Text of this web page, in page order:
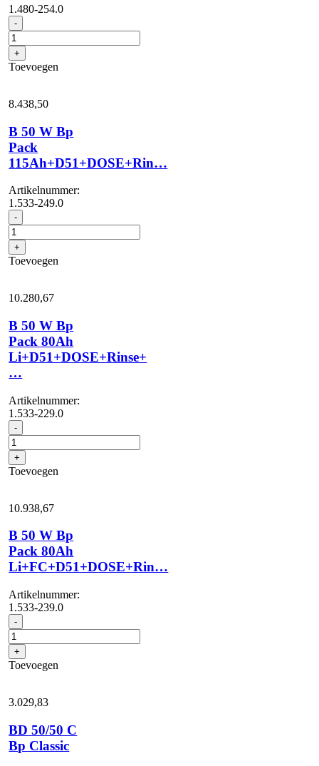
1.480-254.0
- B
260
R
I
Bp
aantal
+
Toevoegen
8.438,50
B 50 W Bp
Pack
115Ah+D51+DOSE+Rin…
Artikelnummer:
1.533-249.0
- B
50
W
Bp
Pack
aantal
+
Toevoegen
10.280,67
B 50 W Bp
Pack 80Ah
Li+D51+DOSE+Rinse+
…
Artikelnummer:
1.533-229.0
- B
50
W
Bp
Pack
Li+D51+DOSE+Rinse+...
aantal
+
Toevoegen
10.938,67
B 50 W Bp
Pack 80Ah
Li+FC+D51+DOSE+Rin…
Artikelnummer:
1.533-239.0
- B
50
W
Bp
Pack
Li+FC+D51+DOSE+Rin...
aantal
+
Toevoegen
3.029,83
BD 50/50 C
Bp Classic